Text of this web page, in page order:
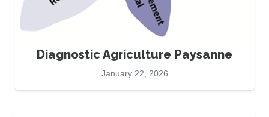
Diagnostic Agriculture Paysanne
January 22, 2026